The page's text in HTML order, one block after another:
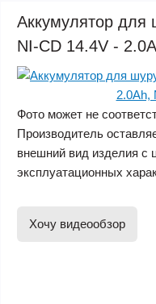
Аккумулятор для
NI-CD 14.4V -
Фото может не
Производитель
внешний вид изделия с
эксплуатационных
Хочу видеообзор